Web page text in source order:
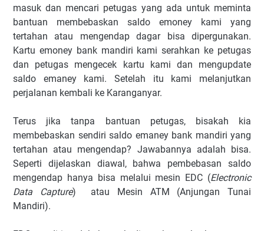
masuk dan mencari petugas yang ada untuk meminta
bantuan membebaskan saldo emoney kami yang
tertahan atau mengendap dagar bisa dipergunakan.
Kartu emoney bank mandiri kami serahkan ke petugas
dan petugas mengecek kartu kami dan mengupdate
saldo emaney kami. Setelah itu kami melanjutkan
perjalanan kembali ke Karanganyar.
Terus jika tanpa bantuan petugas, bisakah kia
membebaskan sendiri saldo emaney bank mandiri yang
tertahan atau mengendap? Jawabannya adalah bisa.
Seperti dijelaskan diawal, bahwa pembebasan saldo
mengendap hanya bisa melalui mesin EDC (Electronic
Data Capture) atau Mesin ATM (Anjungan Tunai
Mandiri).